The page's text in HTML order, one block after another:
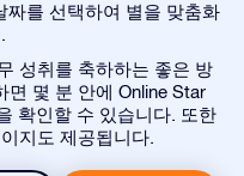
짜를 선택하여 별을 맞춤화
성취를 축하하는 좋은 방
몇 분 안에 Online Star
확인할 수 있습니다. 또한
지도 제공됩니다.